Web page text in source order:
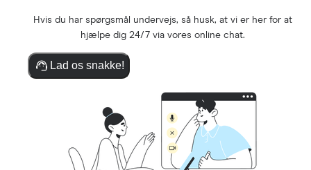
Hvis du har spørgsmål undervejs, så husk, at vi er her for at
hjælpe dig 24/7 via vores online chat.
Lad os snakke!